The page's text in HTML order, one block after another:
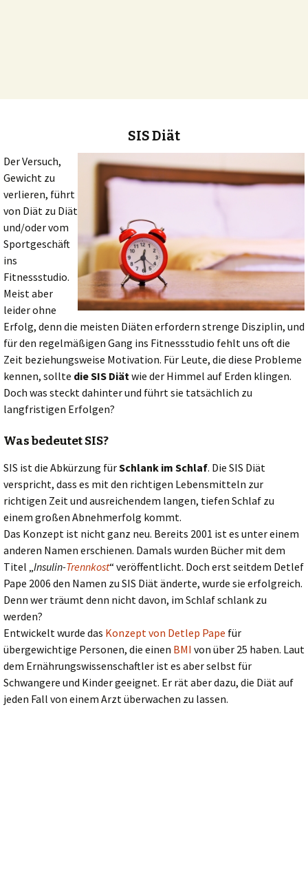
SIS Diät
Der Versuch,
Gewicht zu
verlieren, führt
von Diät zu Diät
und/oder vom
Sportgeschäft
ins
Fitnessstudio.
Meist aber
leider ohne
Erfolg, denn die meisten Diäten erfordern strenge Disziplin, und
für den regelmäßigen Gang ins Fitnessstudio fehlt uns oft die
Zeit beziehungsweise Motivation. Für Leute, die diese Probleme
kennen, sollte die SIS Diätwie der Himmel auf Erden klingen.
Doch was steckt dahinter und führt sie tatsächlich zu
langfristigen Erfolgen?
Was bedeutet SIS?
SIS ist die Abkürzung fürSchlank im Schlaf. Die SIS Diät
verspricht, dass es mit den richtigen Lebensmitteln zur
richtigen Zeit und ausreichendem langen, tiefen Schlaf zu
einem großen Abnehmerfolg kommt.
Das Konzept ist nicht ganz neu. Bereits 2001 ist es unter einem
anderen Namen erschienen. Damals wurden Bücher mit dem
Titel „Insulin-Trennkost“ veröffentlicht. Doch erst seitdem Detlef
Pape 2006 den Namen zu SIS Diät änderte, wurde sie erfolgreich.
Denn wer träumt denn nicht davon, im Schlaf schlank zu
werden?
Entwickelt wurde das Konzept von Detlep Pape für
übergewichtige Personen, die einen BMI von über 25 haben. Laut
dem Ernährungswissenschaftler ist es aber selbst für
Schwangere und Kinder geeignet. Er rät aber dazu, die Diät auf
jeden Fall von einem Arzt überwachen zu lassen.